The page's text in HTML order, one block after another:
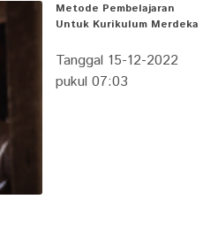
Metode Pembelajaran
Untuk Kurikulum Merdeka
Tanggal 15-12-2022
pukul 07:03